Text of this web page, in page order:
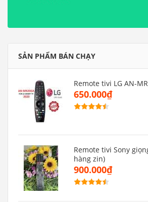
SẢN PHẨM BÁN CHẠY
Remote tivi LG AN-
650.000₫
Remote tivi Sony
hàng zin)
900.000₫